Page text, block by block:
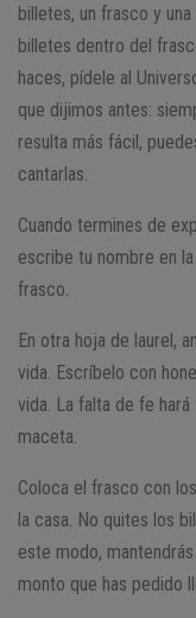
billetes, un frasco y
billetes dentro del
haces, pídele al
que dijimos antes:
resulta más fácil,
cantarlas.
Cuando termines de
escribe tu nombre en
frasco.
En otra hoja de laurel,
vida. Escríbelo con
vida. La falta de fe
maceta.
Coloca el frasco con
la casa. No quites los
este modo,
monto que has pedido